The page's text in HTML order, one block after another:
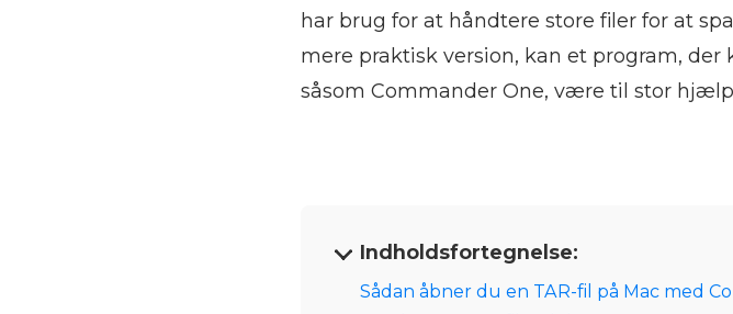
har brug for at håndtere store filer for at
mere praktisk version, kan et program, der
såsom Commander One, være til stor
Indholdsfortegnelse:
Sådan åbner du en TAR-fil på Mac med